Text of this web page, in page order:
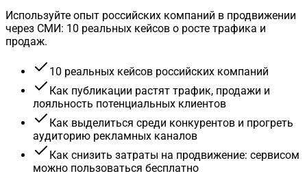
Используйте опыт российских компаний в продвижении
через СМИ: 10 реальных кейсов о росте трафика и
продаж.
10 реальных кейсов российских компаний
Как публикации растят трафик, продажи и
лояльность потенциальных клиентов
Как выделиться среди конкурентов и прогреть
аудиторию рекламных каналов
Как снизить затраты на продвижение: сервисом
можно пользоваться бесплатно